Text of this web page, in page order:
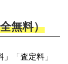
無料）
「査定料」